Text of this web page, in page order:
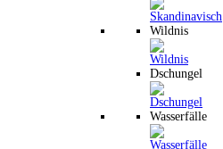
Wildnis
Dschungel
Wasserfälle